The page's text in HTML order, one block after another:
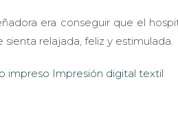
era conseguir que el
relajada, feliz y estimulada.